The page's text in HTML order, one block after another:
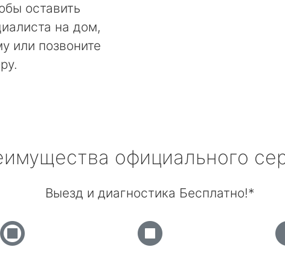
оставить
на дом,
или позвоните
официального
Выезд и диагностика Бесплатно!*